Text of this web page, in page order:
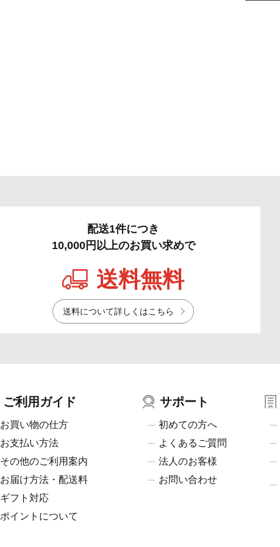
配送1件につき
10,000円以上のお買い求めで
送料無料
送料について詳しくはこちら
ご利用ガイド
お買い物の仕方
お支払い方法
その他のご利用案内
お届け方法・配送料
ギフト対応
ポイントについて
サポート
初めての方へ
よくあるご質問
法人のお客様
お問い合わせ